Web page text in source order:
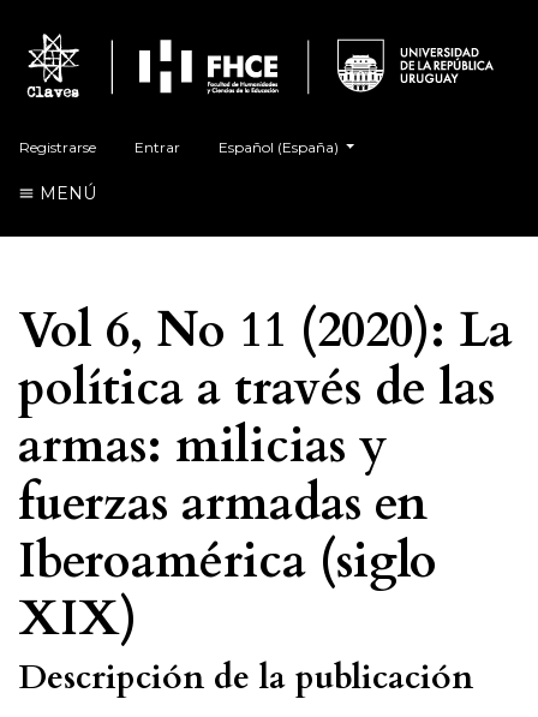
Registrarse Entrar Español (España)
MENÚ
Vol 6, No 11 (2020): La
política a través de las
armas: milicias y
fuerzas armadas en
Iberoamérica (siglo
XIX)
Descripción de la publicación